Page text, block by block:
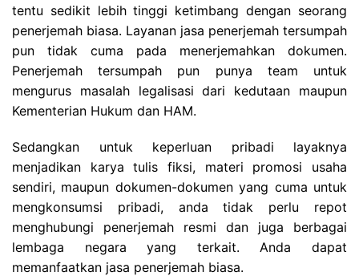
tentu sedikit lebih tinggi ketimbang dengan seorang
penerjemah biasa. Layanan jasa penerjemah tersumpah
pun tidak cuma pada menerjemahkan dokumen.
Penerjemah tersumpah pun punya team untuk
mengurus masalah legalisasi dari kedutaan maupun
Kementerian Hukum dan HAM.
Sedangkan untuk keperluan pribadi layaknya
menjadikan karya tulis fiksi, materi promosi usaha
sendiri, maupun dokumen-dokumen yang cuma untuk
mengkonsumsi pribadi, anda tidak perlu repot
menghubungi penerjemah resmi dan juga berbagai
lembaga negara yang terkait. Anda dapat
memanfaatkan jasa penerjemah biasa.